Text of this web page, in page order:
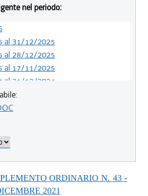
nel periodo:
al 31/12/2025
al 28/12/2025
al 17/11/2025
al 31/12/2024
09/08/2024
13/05/2024
30/10/2023
06/03/2023
al 31/12/2022
al 09/11/2022
al 08/08/2022
ORDINARIO N. 43 -
2021